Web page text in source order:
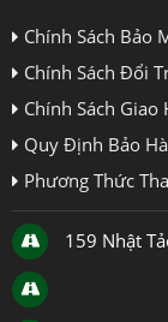
Chính Sách Bảo
Chính Sách Đổi
Chính Sách Giao
Quy Định Bảo
Phương Thức
159 Nhật